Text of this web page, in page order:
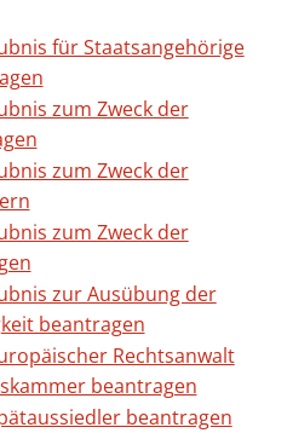
für Staatsangehörige
zum Zweck der
zum Zweck der
zum Zweck der
zur Ausübung der
beantragen
Rechtsanwalt
beantragen
beantragen